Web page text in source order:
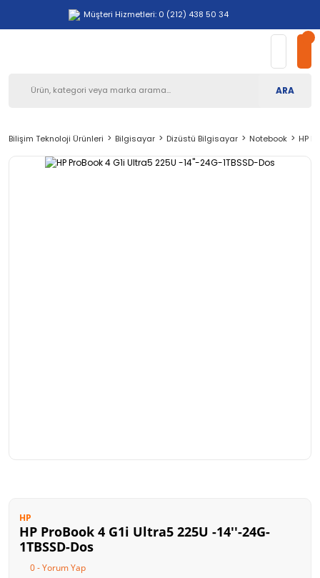
Müşteri Hizmetleri: 0 (212) 438 50 34
ARA
Bilişim Teknoloji Ürünleri Bilgisayar Dizüstü Bilgisayar Notebook HP
HP
HP ProBook 4 G1i Ultra5 225U -14''-24G-
1TBSSD-Dos
0 - Yorum Yap